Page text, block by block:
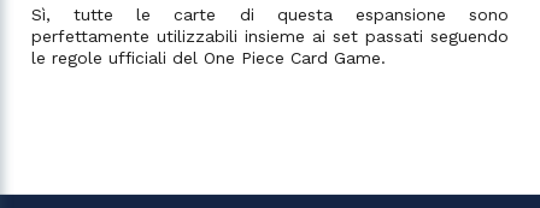
Sì, tutte le carte di questa espansione sono
perfettamente utilizzabili insieme ai set passati seguendo
le regole ufficiali del One Piece Card Game.